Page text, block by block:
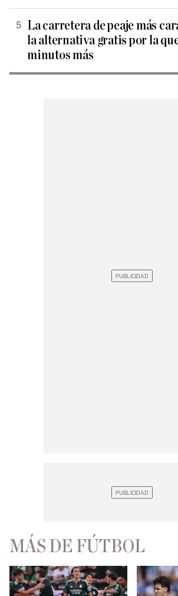
La carretera de peaje más
la alternativa gratis por la
minutos más
MÁS DE FÚTBOL